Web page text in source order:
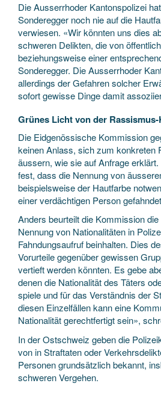
Die Ausserrhoder Kantonspolizei
Sonderegger noch nie auf die
verwiesen. «Wir könnten uns dies
schweren Delikten, die von
beziehungsweise einer
Sonderegger. Die Ausserrhoder
allerdings der Gefahren solcher
sofort gewisse Dinge damit
Grünes Licht von der
Die Eidgenössische Kommission
keinen Anlass, sich zum konkreten
äussern, wie sie auf Anfrage
fest, dass die Nennung von
beispielsweise der Hautfarbe
einer verdächtigen Person
Anders beurteilt die Kommission
Nennung von Nationalitäten in
Fahndungsaufruf beinhalten. Dies
Vorurteile gegenüber gewissen
vertieft werden könnten. Es gebe
denen die Nationalität des Täters
spiele und für das Verständnis der
diesen Einzelfällen kann eine
Nationalität gerechtfertigt sein»,
In der Ostschweiz geben die
von in Straftaten oder
Personen grundsätzlich bekannt,
schweren Vergehen.